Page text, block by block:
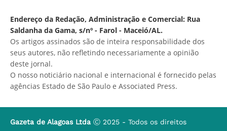
Endereço da Redação, Administração e Comercial: Rua
Saldanha da Gama, s/nº - Farol - Maceió/AL.
Os artigos assinados são de inteira responsabilidade dos
seus autores, não refletindo necessariamente a opinião
deste jornal.
O nosso noticiário nacional e internacional é fornecido pelas
agências Estado de São Paulo e Associated Press.
Gazeta de Alagoas Ltda Ⓒ 2025 - Todos os direitos